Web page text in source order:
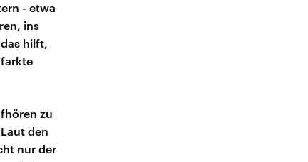
- etwa
ins
hilft,
zu
den
nur der